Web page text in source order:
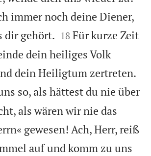
immer noch deine Diener,
dir gehört. 

18 Für kurze Zeit
dein heiliges Volk
dein Heiligtum zertreten.
so, als hättest du nie über
als wären wir nie das
gewesen! Ach, Herr, reiß
auf und komm zu uns